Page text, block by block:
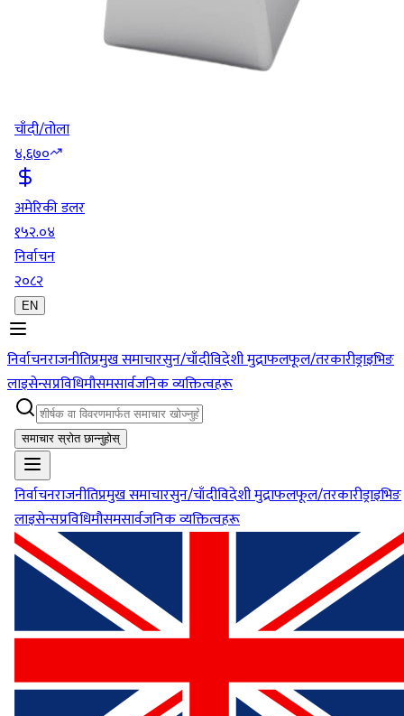
चाँदी/तोला
४,६७०
अमेरिकी डलर
१५२.०४
निर्वाचन
२०८२
EN
निर्वाचनराजनीतिप्रमुख समाचारसुन/चाँदीविदेशी मुद्राफलफूल/तरकारीड्राइभिङ
लाइसेन्सप्रविधिमौसमसार्वजनिक व्यक्तित्वहरू
समाचार स्रोत छान्नुहोस्
निर्वाचनराजनीतिप्रमुख समाचारसुन/चाँदीविदेशी मुद्राफलफूल/तरकारीड्राइभिङ
लाइसेन्सप्रविधिमौसमसार्वजनिक व्यक्तित्वहरू